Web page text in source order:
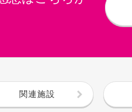
関連施設